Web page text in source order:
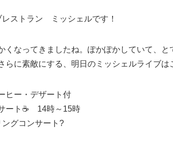
レストラン ミッシェルです！
くなってきましたね。ぽかぽかしていて、と
らに素敵にする、明日のミッシェルライブは
ヒー・デザート付
ート☕️ 14時～15時
グコンサート?